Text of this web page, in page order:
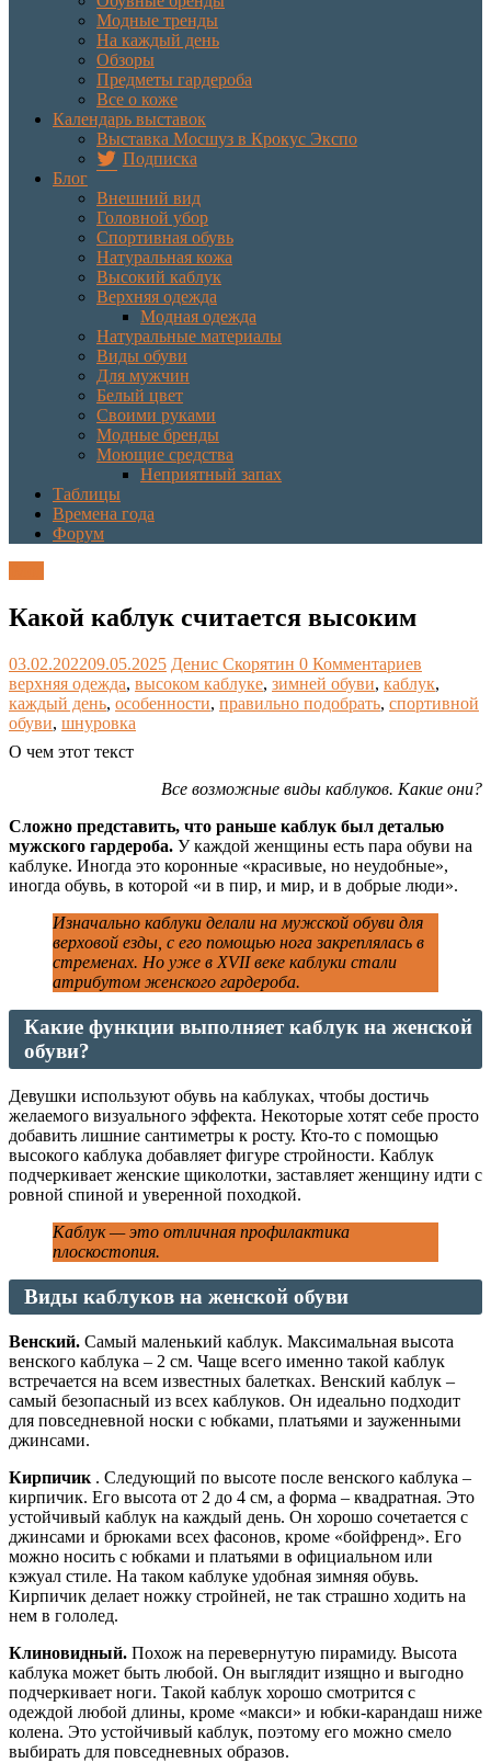
Модные тренды
На каждый день
Обзоры
Предметы гардероба
Все о коже
Календарь выставок
Выставка Мосшуз в Крокус Экспо
Подписка
Блог
Внешний вид
Головной убор
Спортивная обувь
Натуральная кожа
Высокий каблук
Верхняя одежда
Модная одежда
Натуральные материалы
Виды обуви
Для мужчин
Белый цвет
Своими руками
Модные бренды
Моющие средства
Неприятный запах
Таблицы
Времена года
Форум
Какой каблук считается высоким
03.02.202209.05.2025 Денис Скорятин 0 Комментариев
верхняя одежда, высоком каблуке, зимней обуви, каблук,
каждый день, особенности, правильно подобрать, спортивной
обуви, шнуровка
О чем этот текст
Все возможные виды каблуков. Какие они?
Сложно представить, что раньше каблук был деталью
мужского гардероба. У каждой женщины есть пара обуви на
каблуке. Иногда это коронные «красивые, но неудобные»,
иногда обувь, в которой «и в пир, и мир, и в добрые люди».
Изначально каблуки делали на мужской обуви для
верховой езды, с его помощью нога закреплялась в
стременах. Но уже в XVII веке каблуки стали
атрибутом женского гардероба.
Какие функции выполняет каблук на женской
обуви?
Девушки используют обувь на каблуках, чтобы достичь
желаемого визуального эффекта. Некоторые хотят себе просто
добавить лишние сантиметры к росту. Кто-то с помощью
высокого каблука добавляет фигуре стройности. Каблук
подчеркивает женские щиколотки, заставляет женщину идти с
ровной спиной и уверенной походкой.
Каблук — это отличная профилактика
плоскостопия.
Виды каблуков на женской обуви
Венский. Самый маленький каблук. Максимальная высота
венского каблука – 2 см. Чаще всего именно такой каблук
встречается на всем известных балетках. Венский каблук –
самый безопасный из всех каблуков. Он идеально подходит
для повседневной носки с юбками, платьями и зауженными
джинсами.
Кирпичик . Следующий по высоте после венского каблука –
кирпичик. Его высота от 2 до 4 см, а форма – квадратная. Это
устойчивый каблук на каждый день. Он хорошо сочетается с
джинсами и брюками всех фасонов, кроме «бойфренд». Его
можно носить с юбками и платьями в официальном или
кэжуал стиле. На таком каблуке удобная зимняя обувь.
Кирпичик делает ножку стройней, не так страшно ходить на
нем в гололед.
Клиновидный. Похож на перевернутую пирамиду. Высота
каблука может быть любой. Он выглядит изящно и выгодно
подчеркивает ноги. Такой каблук хорошо смотрится с
одеждой любой длины, кроме «макси» и юбки-карандаш ниже
колена. Это устойчивый каблук, поэтому его можно смело
выбирать для повседневных образов.